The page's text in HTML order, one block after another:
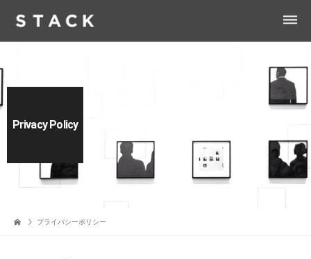
dehaze
Privacy Policy
プライバシーポリシー